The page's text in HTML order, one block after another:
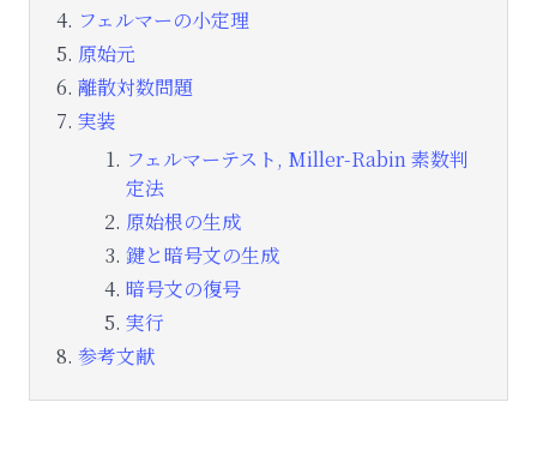
フェルマーの小定理
原始元
離散対数問題
実装
フェルマーテスト, Miller-Rabin 素数判
定法
原始根の生成
鍵と暗号文の生成
暗号文の復号
実行
参考文献